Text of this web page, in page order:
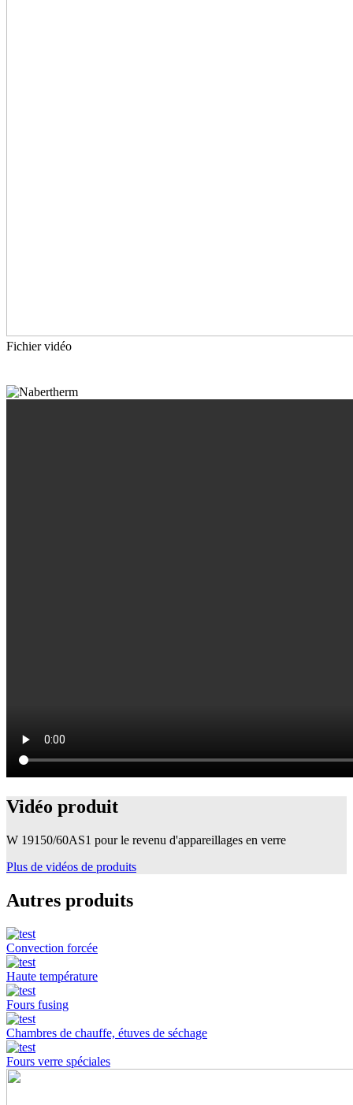
Fichier vidéo
Vidéo produit
W 19150/60AS1 pour le revenu d'appareillages en verre
Plus de vidéos de produits
Autres produits
Convection forcée
Haute température
Fours fusing
Chambres de chauffe, étuves de séchage
Fours verre spéciales